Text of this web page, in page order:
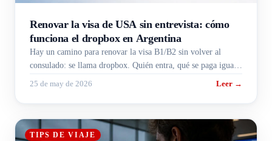
Renovar la visa de USA sin entrevista: cómo
funciona el dropbox en Argentina
Hay un camino para renovar la visa B1/B2 sin volver al
consulado: se llama dropbox. Quién entra, qué se paga igual
25 de may de 2026 Leer →
TIPS DE VIAJE